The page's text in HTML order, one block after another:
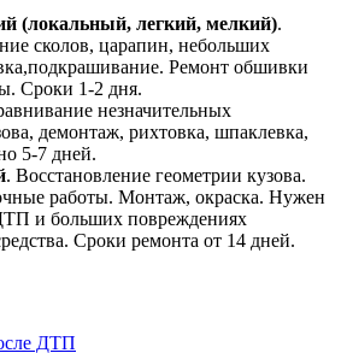
(локальный, легкий, мелкий).
сколов, царапин, небольших
Ремонт обшивки
Сроки 1-2 дня.
незначительных
демонтаж, рихтовка, шпаклевка,
5-7 дней.
. Восстановление геометрии кузова.
работы. Монтаж, окраска. Нужен
и больших повреждениях
Сроки ремонта от 14 дней.